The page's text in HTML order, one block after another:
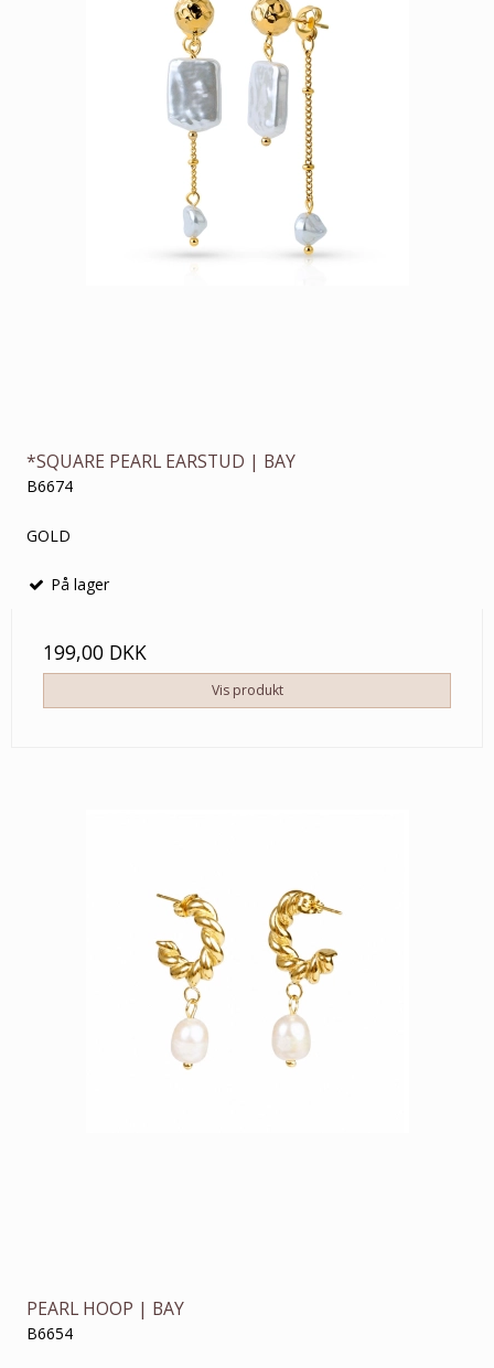
*SQUARE PEARL EARSTUD | BAY
B6674
GOLD
På lager
199,00 DKK
Vis produkt
PEARL HOOP | BAY
B6654